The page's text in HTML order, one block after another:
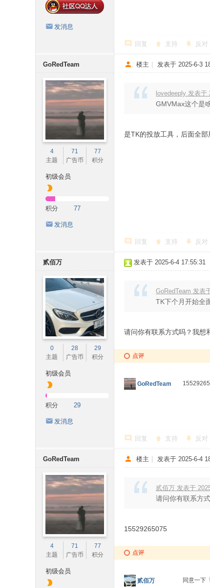
发消息
回复 支持 反对
GoRedTeam
4
主题
71
广告币
77
积分
初级会员
积分 77
发消息
楼主 发表于 2025-6-3
lovedeeply 发表于
GMVMax这个是
是TK的投放工具，后面全
回复 支持 反对
贰佰万
0
主题
28
广告币
29
积分
初级会员
积分 29
发消息
发表于 2025-6-4 17:55:31
GoRedTeam 发表
TK下个月开始全
请问你有联系方式吗？我想
点评
GoRedTeam
回复 支持 反对
GoRedTeam
4
主题
71
广告币
77
积分
初级会员
楼主 发表于 2025-6-4
贰佰万 发表于
请问你有联系方
15529265075
点评
贰佰万 同意一下